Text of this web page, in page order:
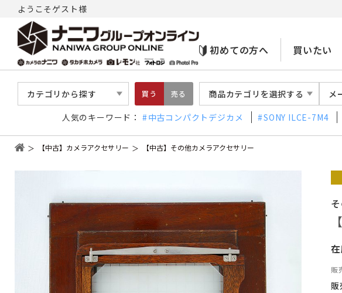
ようこそゲスト様
初めての方へ 買いたい
カテゴリから探す 買う 売る 商品カテゴリを選択する メ
人気のキーワード： 中古コンパクトデジカメ SONY ILCE-7M4
【中古】カメラアクセサリー 【中古】その他カメラアクセサリー
販
販